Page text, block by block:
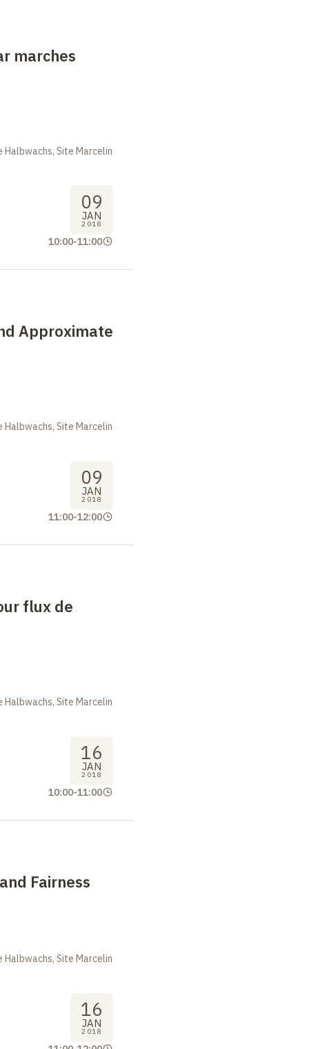
marches
Site Marcelin
09
JAN
2018
10:00-11:00
Approximate
Site Marcelin
09
JAN
2018
11:00-12:00
flux de
Site Marcelin
16
JAN
2018
10:00-11:00
Fairness
Site Marcelin
16
JAN
2018